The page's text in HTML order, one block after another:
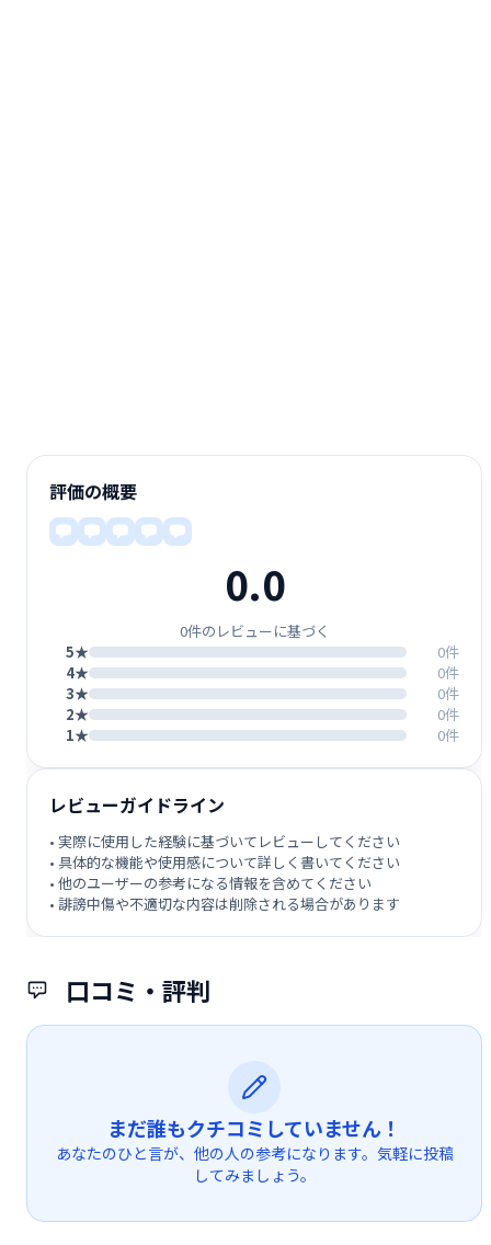
口コミ・評判
まだ誰もクチコミしていません！
あなたのひと言が、他の人の参考になります。気軽に投稿
してみましょう。
評価の概要
0.0
0件のレビューに基づく
5★
0件
4★
0件
3★
0件
2★
0件
1★
0件
レビューガイドライン
• 実際に使用した経験に基づいてレビューしてください
• 具体的な機能や使用感について詳しく書いてください
• 他のユーザーの参考になる情報を含めてください
• 誹謗中傷や不適切な内容は削除される場合があります